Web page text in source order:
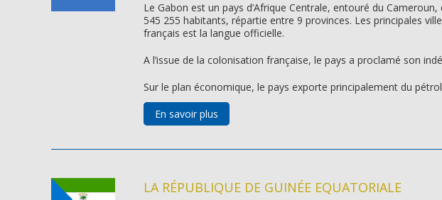
Le Gabon est un pays d’Afrique Centrale, entouré du
545 255 habitants, répartie entre 9 provinces. Les principales
français est la langue officielle.
A l’issue de la colonisation française, le pays a proclamé son
Sur le plan économique, le pays exporte principalement du
En savoir plus
LA RÉPUBLIQUE DE GUINÉE EQUATORIALE